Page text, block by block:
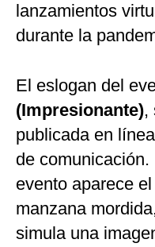
lanzamientos
durante la
El eslogan del
(Impresionante),
publicada en
de
evento aparece
manzana
simula una